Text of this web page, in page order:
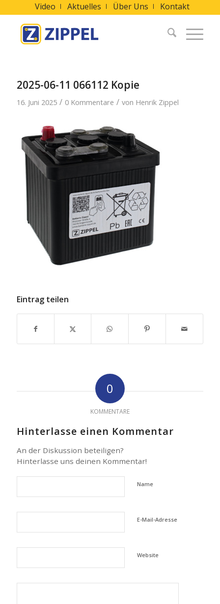
Video Aktuelles Über Uns Kontakt
2025-06-11 066112 Kopie
16. Juni 2025 / 0 Kommentare / von Henrik Zippel
Eintrag teilen
0
KOMMENTARE
Hinterlasse einen Kommentar
An der Diskussion beteiligen?
Hinterlasse uns deinen Kommentar!
Name
E-Mail-Adresse
Website